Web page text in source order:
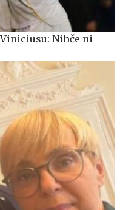
Nihče ni